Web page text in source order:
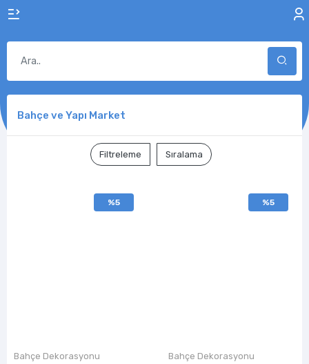
Bahçe ve Yapı Market
Filtreleme Sıralama
%5
Bahçe Dekorasyonu
%5
Bahçe Dekorasyonu